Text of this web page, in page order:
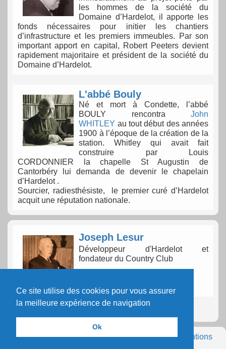
Ce site utilise des cookies pour vous assurer
la meilleure expérience de navigation
Ok
les hommes de la société du
Domaine d’Hardelot, il apporte les
fonds nécessaires pour initier les chantiers
d’infrastructure et les premiers immeubles. Par son
important apport en capital, Robert Peeters devient
rapidement majoritaire et président de la société du
Domaine d’Hardelot.
L'abbé Bouly
Né et mort à Condette, l’abbé
BOULY rencontra John
WHITLEY au tout début des années
1900 à l’époque de la création de la
station. Whitley qui avait fait
construire par Louis
CORDONNIER la chapelle St Augustin de
Cantorbéry lui demanda de devenir le chapelain
d’Hardelot .
Sourcier, radiesthésiste, le premier curé d’Hardelot
acquit une réputation nationale.
Joseph Lesur
Développeur d'Hardelot et
fondateur du Country Club
Le Musée d'Hardelot - Copyright A.P.H. 2025 -
Mentions